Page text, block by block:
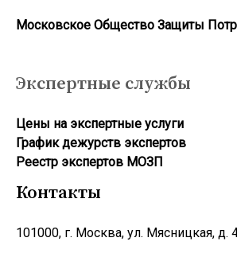
Московское Общество Защиты
Экспертные службы
Цены на экспертные услуги
График дежурств экспертов
Реестр экcпертов МОЗП
Контакты
101000, г. Москва, ул. Мясницкая, д.